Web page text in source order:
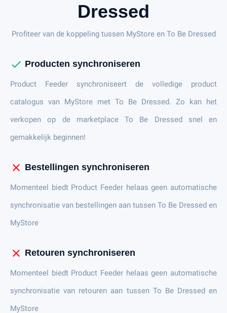
Dressed
Profiteer van de koppeling tussen MyStore en To Be Dressed
check Producten synchroniseren
Product Feeder synchroniseert de volledige product
catalogus van MyStore met To Be Dressed. Zo kan het
verkopen op de marketplace To Be Dressed snel en
gemakkelijk beginnen!
close Bestellingen synchroniseren
Momenteel biedt Product Feeder helaas geen automatische
synchronisatie van bestellingen aan tussen To Be Dressed en
MyStore
close Retouren synchroniseren
Momenteel biedt Product Feeder helaas geen automatische
synchronisatie van retouren aan tussen To Be Dressed en
MyStore